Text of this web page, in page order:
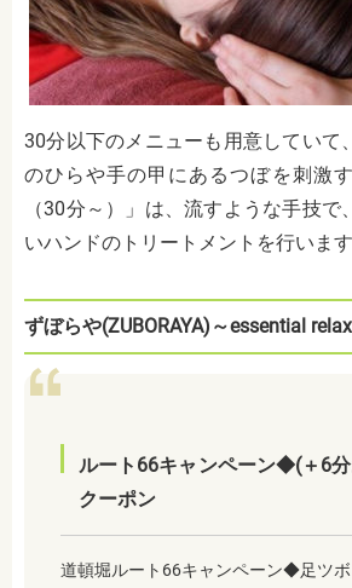
30分以下のメニューも用意していて
のひらや手の甲にあるつぼを刺激
（30分～）」は、流すような手技で
いハンドのトリートメントを行います
ずぼらや(ZUBORAYA)～essential
ルート66キャンペーン◆(＋6
クーポン
道頓堀ルート66キャンペーン◆足ツ